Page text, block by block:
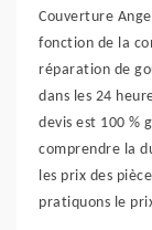
Couverture
fonction de la
réparation de
dans les 24
devis est 100 %
comprendre la
les prix des
pratiquons le